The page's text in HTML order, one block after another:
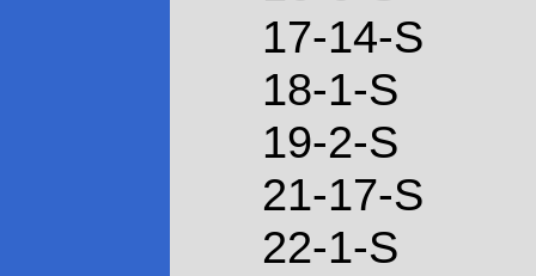
17-14-S
18-1-S
19-2-S
21-17-S
22-1-S